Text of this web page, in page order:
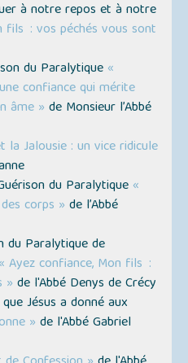
à notre repos et à notre
fils : vos péchés vous sont
du Paralytique «
confiance qui mérite
âme » de Monsieur l’Abbé
la Jalousie : un vice ridicule
du Paralytique «
corps » de l’Abbé
du Paralytique de
« Ayez confiance, Mon fils :
» de l'Abbé Denys de Crécy
Jésus a donné aux
» de l'Abbé Gabriel